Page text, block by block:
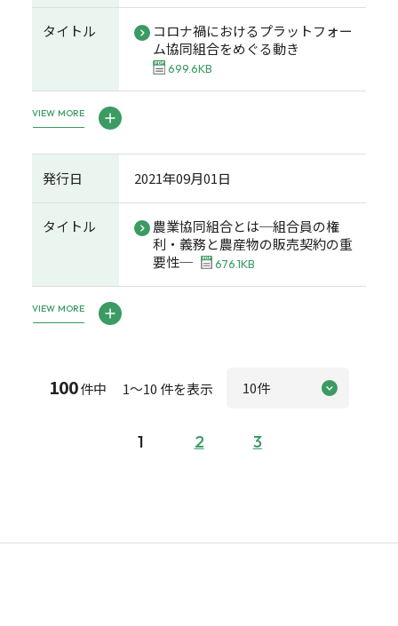
タイトル
コロナ禍におけるプラットフォー
ム協同組合をめぐる動き
699.6KB
VIEW MORE
発行日 2021年09月01日
タイトル
農業協同組合とは─組合員の権
利・義務と農産物の販売契約の重
要性─
676.1KB
VIEW MORE
100件中 1～10 件を表示
1 2 3